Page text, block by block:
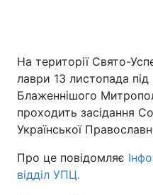
Дніпро
Одеса
Спорт
На території Свято-
лаври 13 листопада
Блаженнішого
проходить засідання
Української
Про це повідомляє
відділ УПЦ.